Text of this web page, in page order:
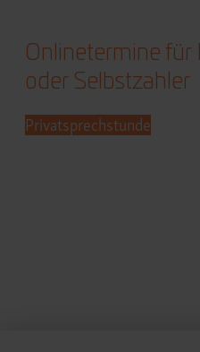
Onlinetermine für
oder Selbstzahler
Privatsprechstunde